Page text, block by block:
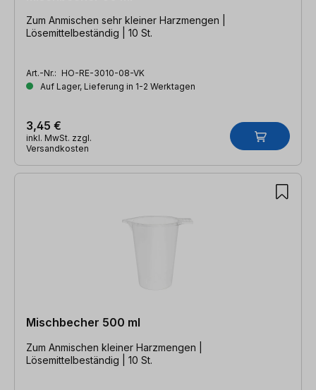
Zum Anmischen sehr kleiner Harzmengen |
Lösemittelbeständig | 10 St.
Art.-Nr.: HO-RE-3010-08-VK
Auf Lager, Lieferung in 1-2 Werktagen
3,45 €
inkl. MwSt. zzgl.
Versandkosten
Mischbecher 500 ml
Zum Anmischen kleiner Harzmengen |
Lösemittelbeständig | 10 St.